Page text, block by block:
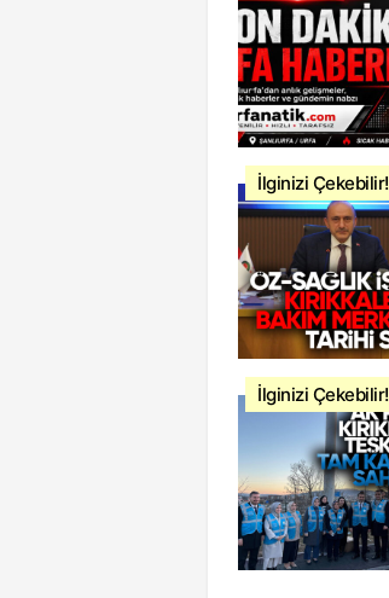
İlginizi Çekebilir!
İlginizi Çekebilir!